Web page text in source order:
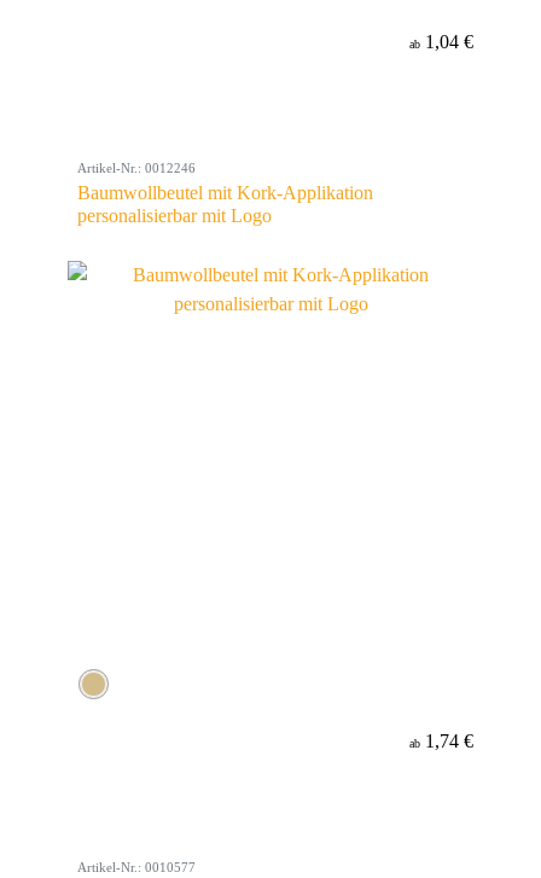
ab 1,04 €
Artikel-Nr.: 0012246
Baumwollbeutel mit Kork-Applikation
personalisierbar mit Logo
ab 1,74 €
Artikel-Nr.: 0010577